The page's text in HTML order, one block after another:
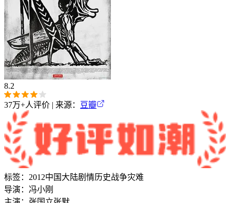
8.2
37万+人评价 | 来源： 豆瓣
标签： 2012中国大陆剧情历史战争灾难
导演： 冯小刚